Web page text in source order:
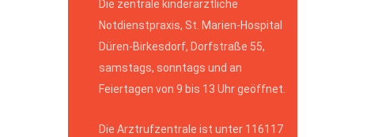
Die zentrale kinderärztliche
Notdienstpraxis, St. Marien-Hospital
Düren-Birkesdorf, Dorfstraße 55,
samstags, sonntags und an
Feiertagen von 9 bis 13 Uhr geöffnet.
Die Arztrufzentrale ist unter 116117